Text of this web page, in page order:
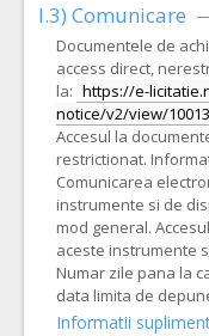
I.3) Comunicare
Documentele de
access direct,
la: https://e-
notice/v2/view/
Accesul la
restrictionat.
Comunicarea
instrumente si de
mod general.
aceste instrumente
Numar zile pana la
data limita de
Informatii